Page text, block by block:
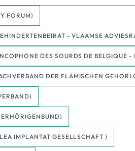
FORUM)
- VLAAMSE
DES SOURDS DE
DER FLÄMISCHEN
IMPLANTAT GESELLSCHAFT )